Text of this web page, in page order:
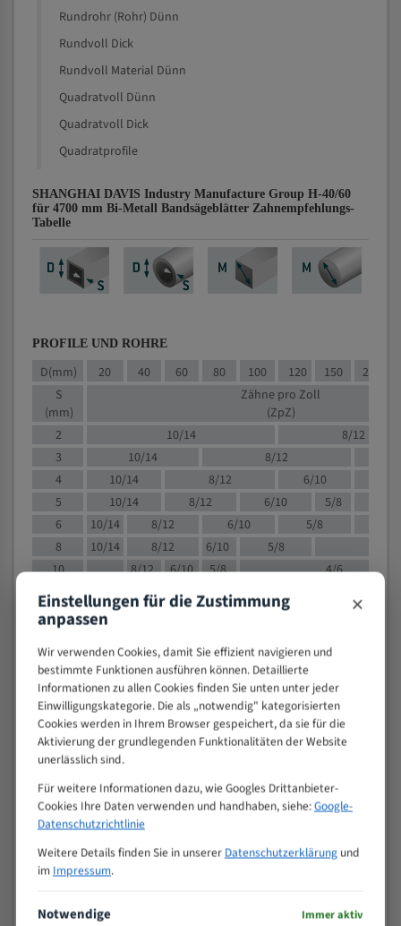
Rundrohr (Rohr) Dünn
Rundvoll Dick
Rundvoll Material Dünn
Quadratvoll Dünn
Quadratvoll Dick
Quadratprofile
SHANGHAI DAVIS Industry Manufacture Group H-40/60
für 4700 mm Bi-Metall Bandsägeblätter Zahnempfehlungs-
Tabelle
PROFILE UND ROHRE
D(mm) 20 40 60 80 100 120 150 200
S
(mm)
Zähne pro Zoll
(ZpZ)
2
10/14
8/12
3
10/14 8/12
4
10/14 8/12 6/10
5
10/14 8/12 6/10
5/8
6
10/14 8/12 6/10
5/8
8
10/14 8/12 6/10 5/8
10
8/12 6/10 5/8
4/6
8/12 6/10
15
4/5
30
4/5
50
4/5
80
> 100
VOLLMATERIAL
M (mm)
Zähne pro
Zoll (ZpZ))
>
25
15 - 40
35 - 70
Einstellungen für die Zustimmung
anpassen ×
Wir verwenden Cookies, damit Sie effizient navigieren und
bestimmte Funktionen ausführen können. Detaillierte
Informationen zu allen Cookies finden Sie unten unter jeder
Einwilligungskategorie. Die als „notwendig" kategorisierten
Cookies werden in Ihrem Browser gespeichert, da sie für die
Aktivierung der grundlegenden Funktionalitäten der Website
unerlässlich sind.
Für weitere Informationen dazu, wie Googles Drittanbieter-
Cookies Ihre Daten verwenden und handhaben, siehe:Google-
Datenschutzrichtlinie
Weitere Details finden Sie in unserer Datenschutzerklärungund
im Impressum.
Notwendige Immer aktiv